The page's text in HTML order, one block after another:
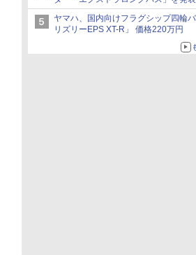
ックベースの観光・旅客輸送向けバス
ヤマハ、国内向けフラグシップ四輪
リズリーEPS XT-R」 価格220万円